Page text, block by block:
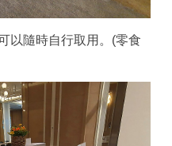
以隨時自行取用。(零食